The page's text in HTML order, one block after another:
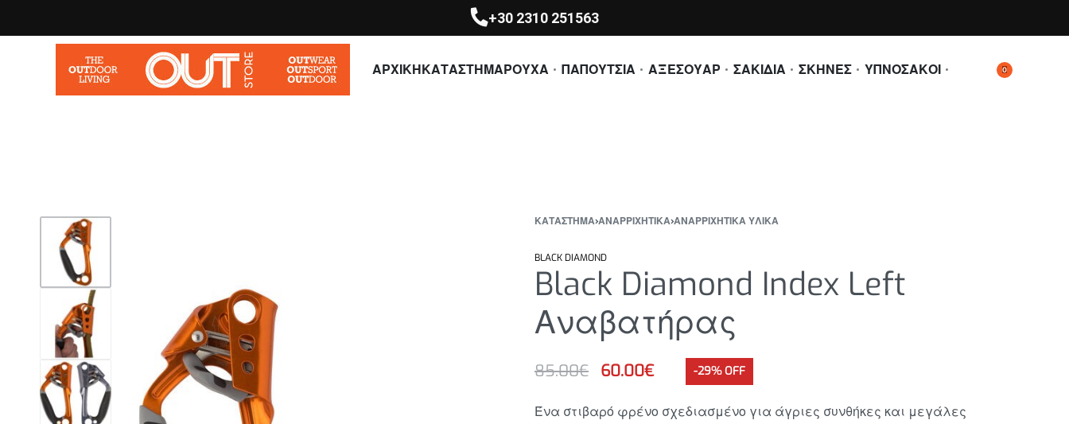
+30 2310 251563
ΑΡΧΙΚΗΚΑΤΑΣΤΗΜΑΡΟΥΧΑ ΠΑΠΟΥΤΣΙΑ ΑΞΕΣΟΥΑΡ ΣΑΚΙΔΙΑ ΣΚΗΝΕΣ ΥΠΝΟΣΑΚΟΙ 0
ΚΑΤΆΣΤΗΜΑ›ΑΝΑΡΡΙΧΗΤΙΚΑ›ΑΝΑΡΡΙΧΗΤΙΚΑ ΥΛΙΚΑ
BLACK DIAMOND
Black Diamond Index Left
Αναβατήρας
85.00€ 60.00€ -29% OFF
Ένα στιβαρό φρένο σχεδιασμένο για άγριες συνθήκες και μεγάλες